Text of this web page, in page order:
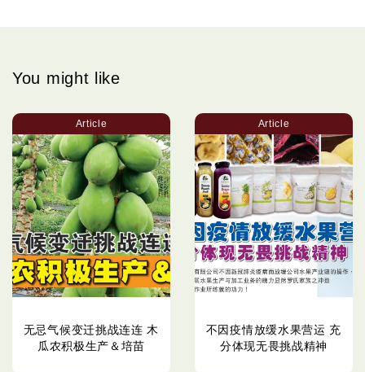
You might like
Article
无忌气候变迁挑战连连 木
瓜农积极生产＆培苗
Article
不因疫情放缓水果营运 充
分体现无畏挑战精神